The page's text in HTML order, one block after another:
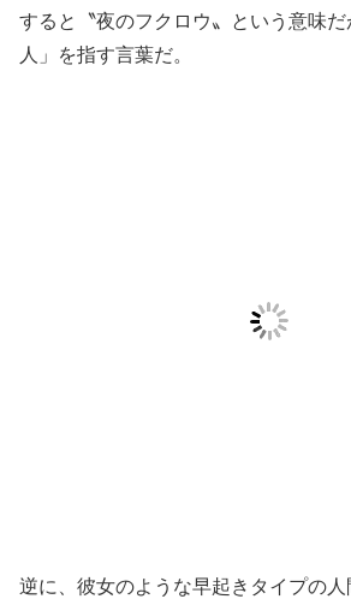
すると〝夜のフクロウ〟という意味
人」を指す言葉だ。
逆に、彼女のような早起きタイプの人